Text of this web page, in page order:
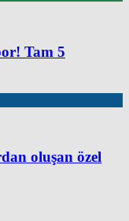
Tam 5
oluşan özel